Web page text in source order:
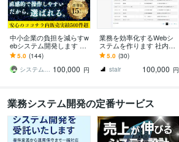
中小企業の負担を減らすw
ebシステム開発します 業
務を効率化するシステム
の開発から保守まで一貫
対応！
5.0 (144)
システムエンジニアCLOVER 100,000 円
業務を効率化するWebシ
ステムを作ります 社内シ
ステムや会員サイトな
ど、決済機能にも対応し
ます
5.0 (30)
stair
100,000 円
業務システム開発の定番サービス